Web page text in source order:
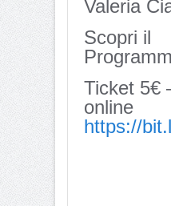
Valeria
Scopri il
Ticket 5€
online
https://